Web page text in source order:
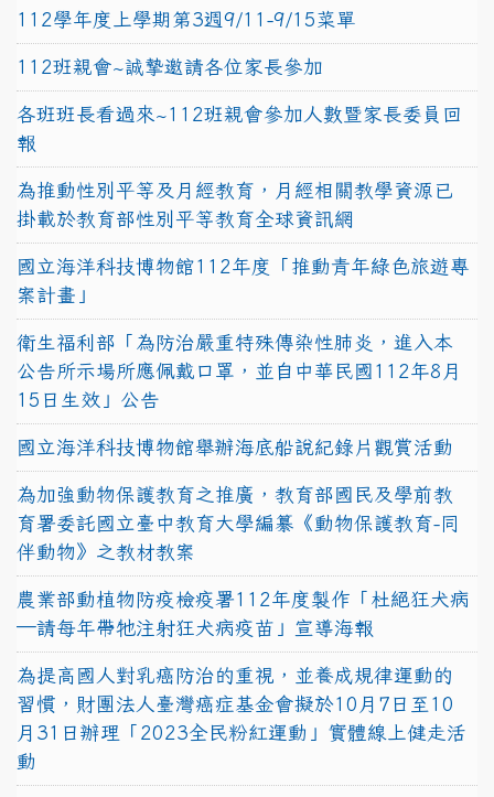
112學年度上學期第3週9/11-9/15菜單
112班親會~誠摯邀請各位家長參加
各班班長看過來~112班親會參加人數暨家長委員回
報
為推動性別平等及月經教育，月經相關教學資源已
掛載於教育部性別平等教育全球資訊網
國立海洋科技博物館112年度「推動青年綠色旅遊專
案計畫」
衛生福利部「為防治嚴重特殊傳染性肺炎，進入本
公告所示場所應佩戴口罩，並自中華民國112年8月
15日生效」公告
國立海洋科技博物館舉辦海底船說紀錄片觀賞活動
為加強動物保護教育之推廣，教育部國民及學前教
育署委託國立臺中教育大學編纂《動物保護教育-同
伴動物》之教材教案
農業部動植物防疫檢疫署112年度製作「杜絕狂犬病
—請每年帶牠注射狂犬病疫苗」宣導海報
為提高國人對乳癌防治的重視，並養成規律運動的
習慣，財團法人臺灣癌症基金會擬於10月7日至10
月31日辦理「2023全民粉紅運動」實體線上健走活
動